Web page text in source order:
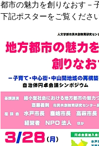
都市の魅力を創りなおす－
下記ポスターをご覧くださ